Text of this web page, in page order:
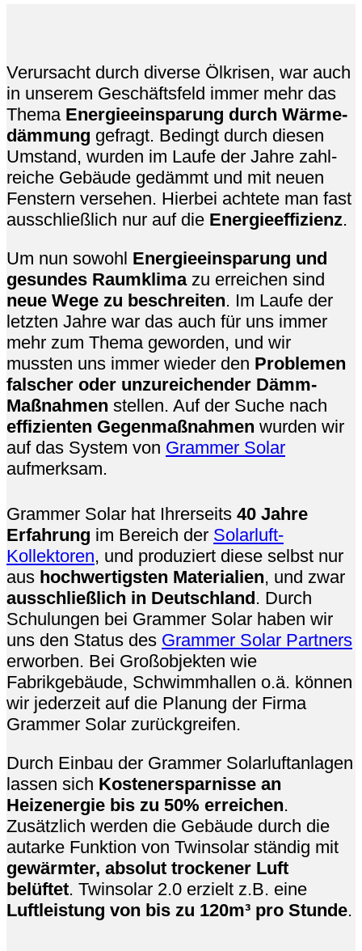
Verursacht durch diverse Ölkrisen, war auch
in un­se­rem Geschäfts­feld immer mehr das
Thema Energie­einsparung durch Wärme­
dämmung gefragt. Bedingt durch diesen
Umstand, wurden im Laufe der Jahre zahl­
reiche Ge­bäude gedämmt und mit neuen
Fens­tern versehen. Hierbei achtete man fast
ausschließlich nur auf die Energieeffizienz.
Um nun sowohl Energieeinsparung und
gesundes Raumklimazu erreichen sind
neue Wege zu be­schrei­ten. Im Laufe der
letzten Jahre war das auch für uns immer
mehr zum Thema geworden, und wir
mussten uns immer wieder den Problemen
falscher oder un­zu­reichen­der Dämm-
Maß­nahmen stellen. Auf der Suche nach
effizien­ten Gegen­maß­nahmen wurden wir
auf das System von Grammer Solar
aufmerksam.
Grammer Solar hat Ihrerseits 40 Jahre
Erfahrung im Bereich der Solarluft-
Kollektoren, und produziert diese selbst nur
aus hochwertigsten Materialien, und zwar
ausschließlich in Deutschland. Durch
Schulungen bei Grammer Solar haben wir
uns den Status des Grammer Solar Partners
erworben. Bei Großobjekten wie
Fabrikgebäude, Schwimmhallen o.ä. können
wir jederzeit auf die Planung der Firma
Grammer Solar zurückgreifen.
Durch Einbau der Grammer Solarluftanlagen
lassen sich Kostenersparnisse an
Heizenergie bis zu 50% erreichen.
Zusätzlich werden die Gebäude durch die
autarke Funktion von Twinsolar ständig mit
gewärmter, absolut trockener Luft
belüftet. Twinsolar 2.0 erzielt z.B. eine
Luftleistung von bis zu 120m³ pro Stunde.